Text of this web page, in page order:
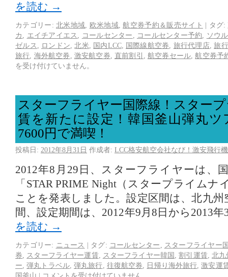
を読む →
カテゴリー: 北米地域 欧米地域 ,航空券予約＆販売サイト | タグ:
カ
エイチアイエス コールセンター コールセンター予約
ソウル
ゼルス
ロンドン ,北米 国内LCC, 国際線航空券 旅行代理店 ,旅
旅行 海外航空券 激安航空券 直前割引 航空券セール ,航空券予
を受け付けていません。
スターフライヤー国際線！スター
賃を新たに設定！韓国釜山弾丸ツ
7600円で満喫！
投稿日: 2012年8月31日 作成者: LCC格安航空会社なび！激安飛行
2012年8月29日、スターフライヤーは、
「STAR PRIME Night（スタープライムナ
ことを発表しました。設定区間は、北九
間、設定期間は、2012年9月8日から2013
を読む →
カテゴリー: ニュース | タグ: コールセンター
スターフライヤー
券
スターフライヤー運賃 スターフライヤー韓国 ,割引運賃 北九
ー ,弾丸トラベル,弾丸旅行 往復航空券 日帰り海外旅行 ,激安運